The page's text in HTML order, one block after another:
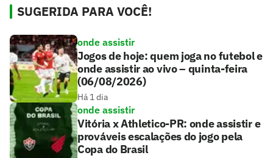
SUGERIDA PARA VOCÊ!
onde assistir
Jogos de hoje: quem joga no futebol e
onde assistir ao vivo – quinta-feira
(06/08/2026)
Há 1 dia
onde assistir
Vitória x Athletico-PR: onde assistir e
prováveis escalações do jogo pela
Copa do Brasil